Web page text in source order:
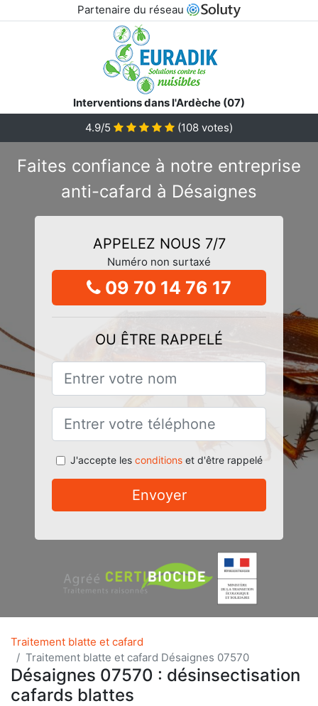
Partenaire du réseau
Interventions dans l'Ardèche (07)
4.9/5
(108 votes)
Faites confiance à notre entreprise
anti-cafard à Désaignes
APPELEZ NOUS 7/7
Numéro non surtaxé
09 70 14 76 17
OU ÊTRE RAPPELÉ
J'accepte les conditionset d'être rappelé
Envoyer
Traitement blatte et cafard
Traitement blatte et cafard Désaignes 07570
Désaignes 07570 : désinsectisation
cafards blattes